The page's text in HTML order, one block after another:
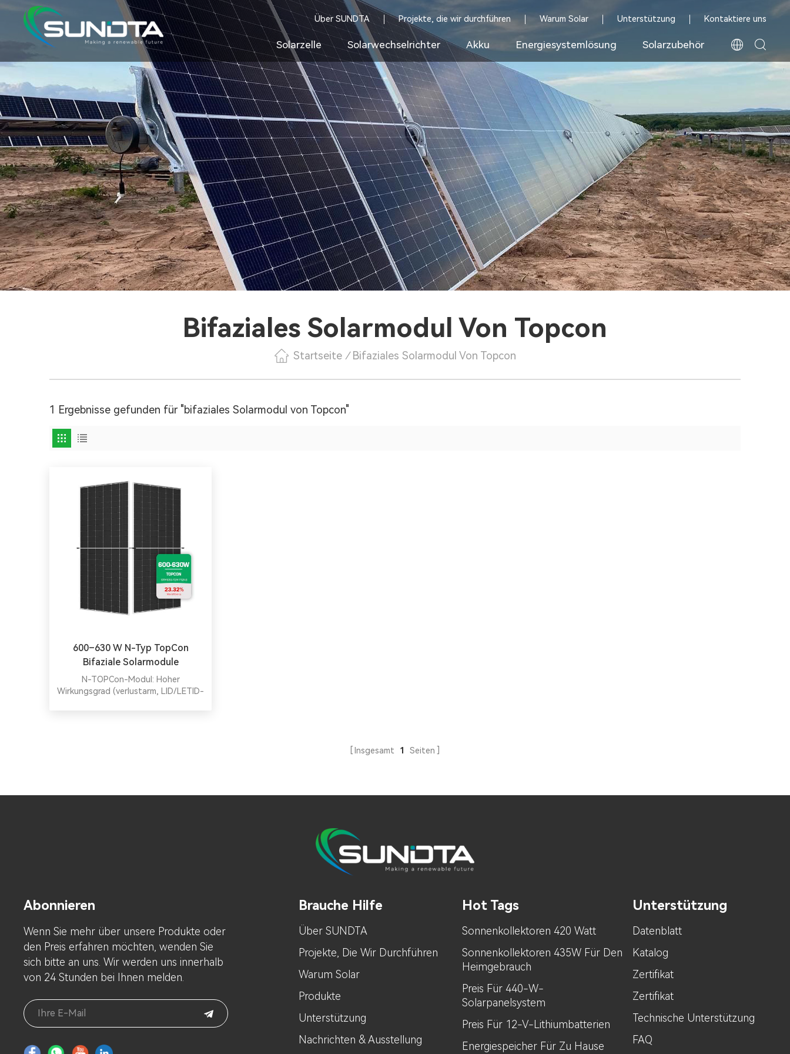
Über SUNDTA Projekte, die wir durchführen Warum Solar Unterstützung Kontaktiere uns
Solarzelle Solarwechselrichter Akku Energiesystemlösung Solarzubehör
Bifaziales Solarmodul Von Topcon
Startseite / Bifaziales Solarmodul Von Topcon
1 Ergebnisse gefunden für "bifaziales Solarmodul von Topcon"
600–630 W N-Typ TopCon
Bifaziale Solarmodule
N-TOPCon-Modul: Hoher
Wirkungsgrad (verlustarm, LID/LETID-
Insgesamt 1 Seiten
Abonnieren
Wenn Sie mehr über unsere Produkte oder
den Preis erfahren möchten, wenden Sie
sich bitte an uns. Wir werden uns innerhalb
von 24 Stunden bei Ihnen melden.
Brauche Hilfe
Über SUNDTA
Projekte, Die Wir Durchführen
Warum Solar
Produkte
Unterstützung
Nachrichten & Ausstellung
Hot Tags
Sonnenkollektoren 420 Watt
Sonnenkollektoren 435W Für Den
Heimgebrauch
Preis Für 440-W-
Solarpanelsystem
Preis Für 12-V-Lithiumbatterien
Energiespeicher Für Zu Hause
Unterstützung
Datenblatt
Katalog
Zertifikat
Zertifikat
Technische Unterstützung
FAQ